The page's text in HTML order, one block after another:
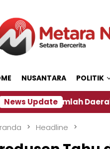
NUSANTARA POLITIK
News UpdateDaerah di Jember
Headline